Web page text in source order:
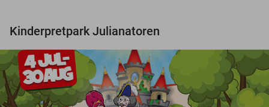
Kinderpretpark Julianatoren